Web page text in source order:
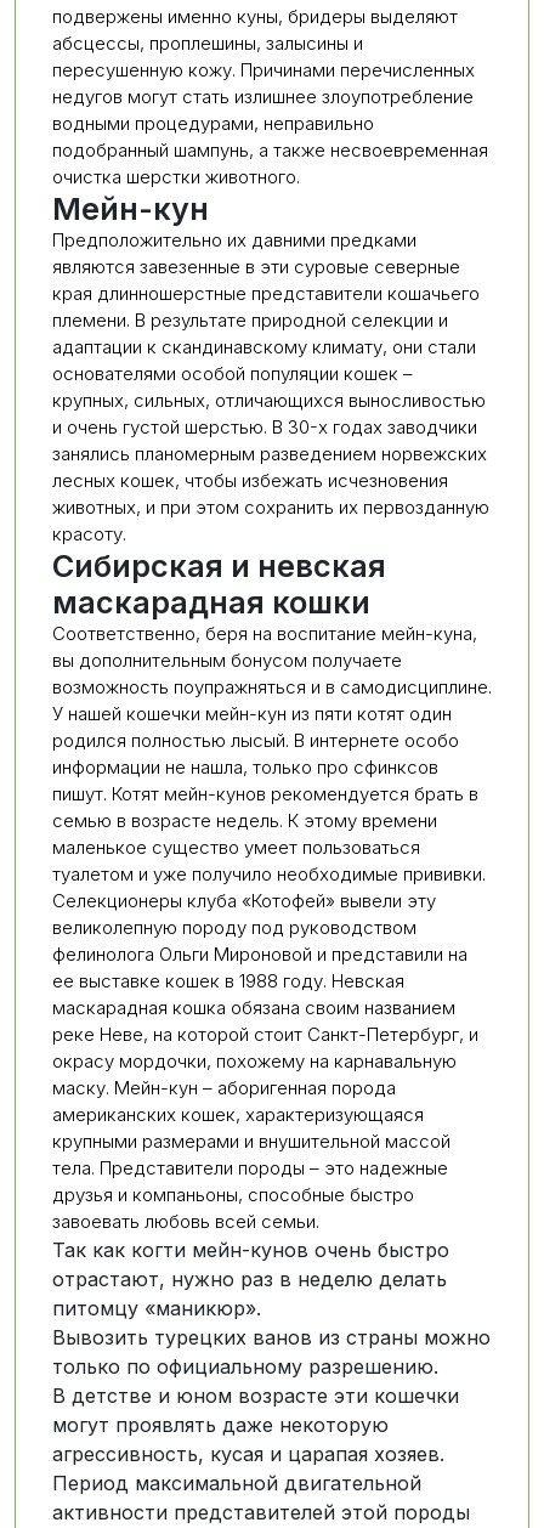
подвержены именно куны, бридеры выделяют
абсцессы, проплешины, залысины и
пересушенную кожу. Причинами перечисленных
недугов могут стать излишнее злоупотребление
водными процедурами, неправильно
подобранный шампунь, а также несвоевременная
очистка шерстки животного.
Мейн-кун
Предположительно их давними предками
являются завезенные в эти суровые северные
края длинношерстные представители кошачьего
племени. В результате природной селекции и
адаптации к скандинавскому климату, они стали
основателями особой популяции кошек –
крупных, сильных, отличающихся выносливостью
и очень густой шерстью. В 30-х годах заводчики
занялись планомерным разведением норвежских
лесных кошек, чтобы избежать исчезновения
животных, и при этом сохранить их первозданную
красоту.
Сибирская и невская
маскарадная кошки
Соответственно, беря на воспитание мейн-куна,
вы дополнительным бонусом получаете
возможность поупражняться и в самодисциплине.
У нашей кошечки мейн-кун из пяти котят один
родился полностью лысый. В интернете особо
информации не нашла, только про сфинксов
пишут. Котят мейн-кунов рекомендуется брать в
семью в возрасте недель. К этому времени
маленькое существо умеет пользоваться
туалетом и уже получило необходимые прививки.
Селекционеры клуба «Котофей» вывели эту
великолепную породу под руководством
фелинолога Ольги Мироновой и представили на
ее выставке кошек в 1988 году. Невская
маскарадная кошка обязана своим названием
реке Неве, на которой стоит Санкт-Петербург, и
окрасу мордочки, похожему на карнавальную
маску. Мейн-кун – аборигенная порода
американских кошек, характеризующаяся
крупными размерами и внушительной массой
тела. Представители породы – это надежные
друзья и компаньоны, способные быстро
завоевать любовь всей семьи.
Так как когти мейн-кунов очень быстро
отрастают, нужно раз в неделю делать
питомцу «маникюр».
Вывозить турецких ванов из страны можно
только по официальному разрешению.
В детстве и юном возрасте эти кошечки
могут проявлять даже некоторую
агрессивность, кусая и царапая хозяев.
Период максимальной двигательной
активности представителей этой породы